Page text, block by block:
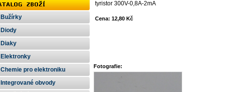
Bužírky
Diody
Diaky
Elektronky
Chemie pro elektroniku
Integrované obvody
tyristor 300V-0,8A-2mA
Cena: 12,80 Kč
Fotografie: